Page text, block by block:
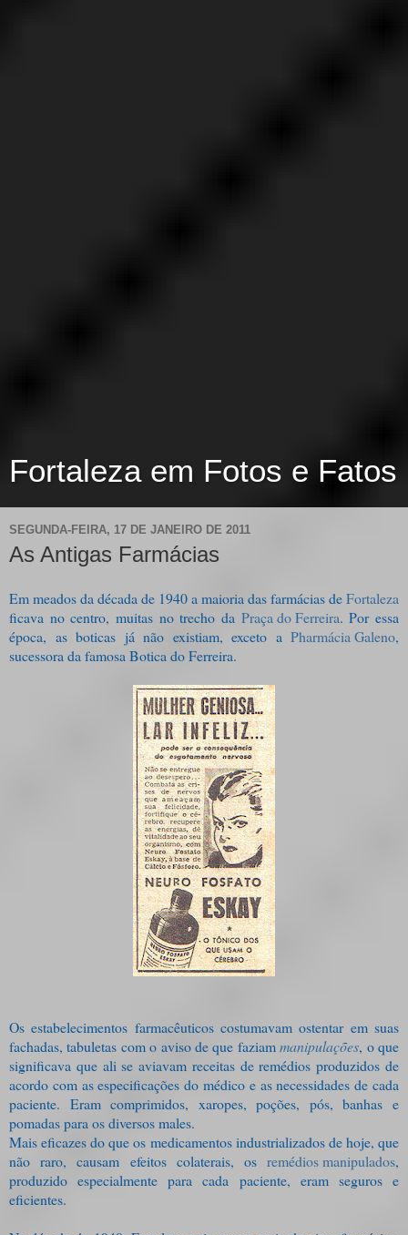
Fortaleza em Fotos e Fatos
SEGUNDA-FEIRA, 17 DE JANEIRO DE 2011
As Antigas Farmácias
Em meados da década de 1940 a maioria das farmácias deFortaleza
ficava no centro, muitas no trecho da Praça do Ferreira. Por essa
época, as boticas já não existiam, exceto a Pharmácia Galeno,
sucessora da famosa Botica do Ferreira.
Os estabelecimentos farmacêuticos costumavam ostentar em suas
fachadas, tabuletas com o aviso de que faziammanipulações, o que
significava que ali se aviavam receitas de remédios produzidos de
acordo com as especificações do médico e as necessidades de cada
paciente. Eram comprimidos, xaropes, poções, pós, banhas e
pomadas para os diversos males.
Mais eficazes do que os medicamentos industrializados de hoje, que
não raro, causam efeitos colaterais, os remédios manipulados,
produzido especialmente para cada paciente, eram seguros e
eficientes.